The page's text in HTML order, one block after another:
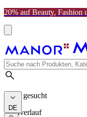
20% auf Beauty, Fashion
Meist gesucht
Suchverlauf
DE